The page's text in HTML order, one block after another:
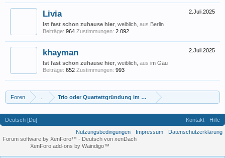
2.Juli.2025
Livia
Ist fast schon zuhause hier , weiblich, aus Berlin
Beiträge: 964 Zustimmungen: 2.092
2.Juli.2025
khayman
Ist fast schon zuhause hier , weiblich, aus im Gäu
Beiträge: 652 Zustimmungen: 993
Foren Trio oder Quartettgründung im Großraum Taunus
Deutsch [Du] Kontakt
Hilfe
Nutzungsbedingungen
Impressum
Datenschutzerklärung
Forum software by XenForo™ - Deutsch von xenDach
XenForo add-ons by Waindigo™